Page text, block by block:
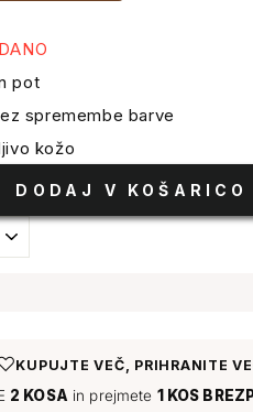
pot
spremembe barve
kožo
DODAJ V KOŠARICO
KUPUJTE VEČ, PRIHRANITE
2 KOSA in prejmete 1 KOS